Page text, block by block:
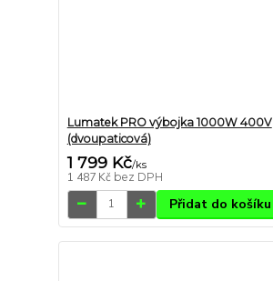
Lumatek PRO výbojka 1000W 400V
(dvoupaticová)
1 799 Kč/ks
1 487 Kč bez DPH
Přidat do košíku